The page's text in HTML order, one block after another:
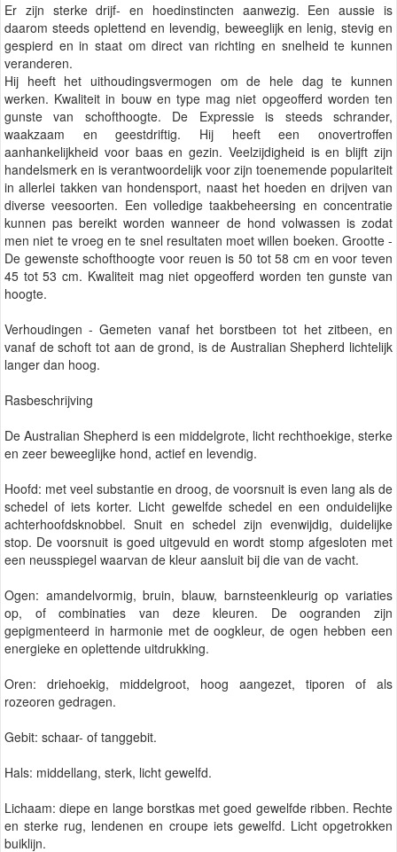
Er zijn sterke drijf- en hoedinstincten aanwezig. Een aussie is
daarom steeds oplettend en levendig, beweeglijk en lenig, stevig en
gespierd en in staat om direct van richting en snelheid te kunnen
veranderen.
Hij heeft het uithoudingsvermogen om de hele dag te kunnen
werken. Kwaliteit in bouw en type mag niet opgeofferd worden ten
gunste van schofthoogte. De Expressie is steeds schrander,
waakzaam en geestdriftig. Hij heeft een onovertroffen
aanhankelijkheid voor baas en gezin. Veelzijdigheid is en blijft zijn
handelsmerk en is verantwoordelijk voor zijn toenemende populariteit
in allerlei takken van hondensport, naast het hoeden en drijven van
diverse veesoorten. Een volledige taakbeheersing en concentratie
kunnen pas bereikt worden wanneer de hond volwassen is zodat
men niet te vroeg en te snel resultaten moet willen boeken. Grootte -
De gewenste schofthoogte voor reuen is 50 tot 58 cm en voor teven
45 tot 53 cm. Kwaliteit mag niet opgeofferd worden ten gunste van
hoogte.
Verhoudingen - Gemeten vanaf het borstbeen tot het zitbeen, en
vanaf de schoft tot aan de grond, is de Australian Shepherd lichtelijk
langer dan hoog.
Rasbeschrijving
De Australian Shepherd is een middelgrote, licht rechthoekige, sterke
en zeer beweeglijke hond, actief en levendig.
Hoofd: met veel substantie en droog, de voorsnuit is even lang als de
schedel of iets korter. Licht gewelfde schedel en een onduidelijke
achterhoofdsknobbel. Snuit en schedel zijn evenwijdig, duidelijke
stop. De voorsnuit is goed uitgevuld en wordt stomp afgesloten met
een neusspiegel waarvan de kleur aansluit bij die van de vacht.
Ogen: amandelvormig, bruin, blauw, barnsteenkleurig op variaties
op, of combinaties van deze kleuren. De oogranden zijn
gepigmenteerd in harmonie met de oogkleur, de ogen hebben een
energieke en oplettende uitdrukking.
Oren: driehoekig, middelgroot, hoog aangezet, tiporen of als
rozeoren gedragen.
Gebit: schaar- of tanggebit.
Hals: middellang, sterk, licht gewelfd.
Lichaam: diepe en lange borstkas met goed gewelfde ribben. Rechte
en sterke rug, lendenen en croupe iets gewelfd. Licht opgetrokken
buiklijn.